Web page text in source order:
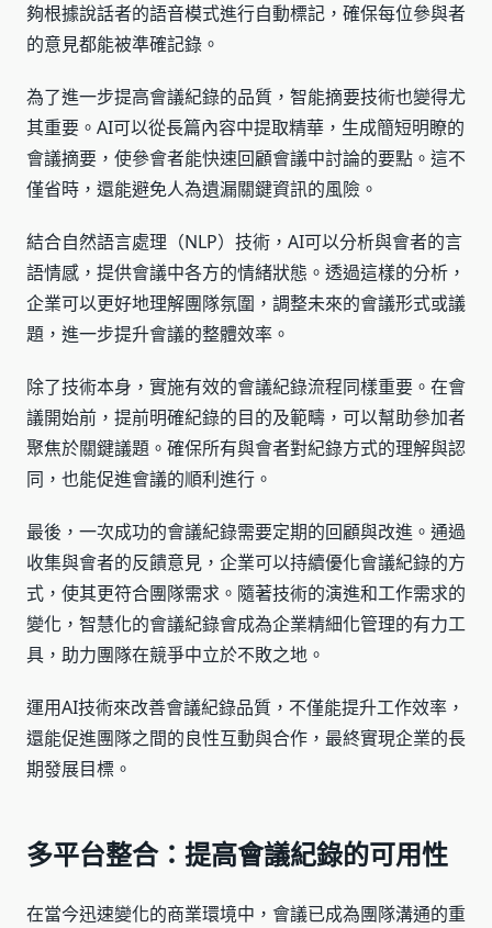
夠根據說話者的語音模式進行自動標記，確保每位參與者
的意見都能被準確記錄。
為了進一步提高會議紀錄的品質，智能摘要技術也變得尤
其重要。AI可以從長篇內容中提取精華，生成簡短明瞭的
會議摘要，使參會者能快速回顧會議中討論的要點。這不
僅省時，還能避免人為遺漏關鍵資訊的風險。
結合自然語言處理（NLP）技術，AI可以分析與會者的言
語情感，提供會議中各方的情緒狀態。透過這樣的分析，
企業可以更好地理解團隊氛圍，調整未來的會議形式或議
題，進一步提升會議的整體效率。
除了技術本身，實施有效的會議紀錄流程同樣重要。在會
議開始前，提前明確紀錄的目的及範疇，可以幫助參加者
聚焦於關鍵議題。確保所有與會者對紀錄方式的理解與認
同，也能促進會議的順利進行。
最後，一次成功的會議紀錄需要定期的回顧與改進。通過
收集與會者的反饋意見，企業可以持續優化會議紀錄的方
式，使其更符合團隊需求。隨著技術的演進和工作需求的
變化，智慧化的會議紀錄會成為企業精細化管理的有力工
具，助力團隊在競爭中立於不敗之地。
運用AI技術來改善會議紀錄品質，不僅能提升工作效率，
還能促進團隊之間的良性互動與合作，最終實現企業的長
期發展目標。
多平台整合：提高會議紀錄的可用性
在當今迅速變化的商業環境中，會議已成為團隊溝通的重